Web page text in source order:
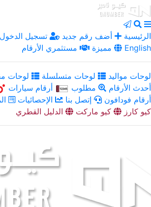
الرئيسية أضف رقم جديد تسجيل الدخول
مميزة
مستثمري الأرقام English
لوحات مواليد لوحات متسلسلة
لوحات
أحدث الأرقام
مطلوب أرقام سيارات
أرقام فودافون
إتصل بنا الإحصائيات
كيو كارز
كيو ماركت الدليل القطري